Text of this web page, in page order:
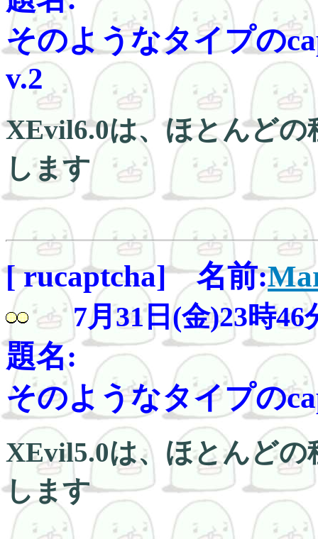
そのようなタイプの
v.2
XEvil6.0は、ほとんどの
します
[ rucaptcha] 名前:
7月31日(金)23時46
題名:
そのようなタイプの
XEvil5.0は、ほとんどの
します